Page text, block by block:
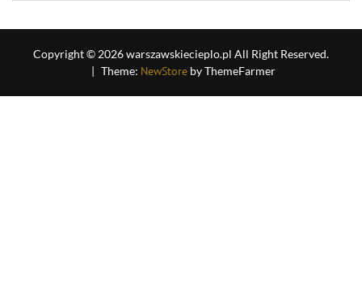
Copyright © 2026 warszawskiecieplo.pl All Right Reserved.
| Theme: NewStoreby ThemeFarmer